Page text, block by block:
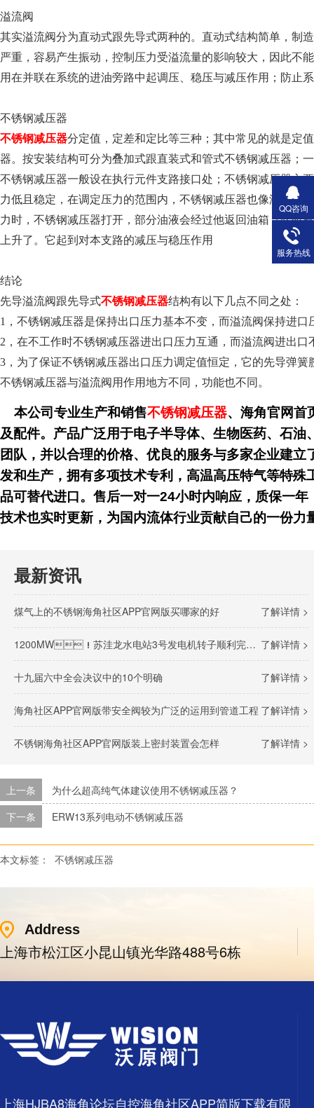
溢流阀
其实溢流阀分为直动式跟先导式两种的。直动式结构简单，制造
严重，容易产生振动，控制压力受溢流量的影响较大，因此
用在并联在系统的进油旁路中起调压、稳压与减压作用；防止
不锈钢减压器
不锈钢减压器分定值，定差和定比等三种；其中常见的就是
器。按安装结构可分为叠加式跟直装式和管式不锈钢减压器
不锈钢减压器一般设在执行元件支路接口处；不锈钢减压器
力低且稳定，在调定压力的范围内，不锈钢减压器也像溢
力时，不锈钢减压器打开，部分油液会经过他返回油箱（此时
上升了。它起到对本支路的减压与稳压作用
结论
先导溢流阀跟先导式不锈钢减压器结构有以下几点不同之处：
1，不锈钢减压器是保持出口压力基本不变，而溢流阀保持进口
2，在不工作时不锈钢减压器进出口压力互通，而溢流阀进出口不
3，为了保证不锈钢减压器出口压力调定值恒定，它的先导弹
不锈钢减压器与溢流阀用作用地方不同，功能也不同。
本公司专业生产和销售不锈钢减压器、海角官网首
及配件。产品广泛用于电子半导体、生物医药、石油
团队，并以合理的价格、优良的服务与多家企业建
发和生产，拥有多项技术专利，高温高压特气等特
品可替代进口。售后一对一24小时内响应，质保一年
技术也实时更新，为国内流体行业贡献自己的一份力量
最新资讯
了解详情 >
煤气上的不锈钢海角社区APP官网版买哪家的好
了解详情 >
1200MW！苏洼龙水电站3号发电机转子顺利完成吊装
了解详情 >
十九届六中全会决议中的10个明确
了解详情 >
海角社区APP官网版带安全阀较为广泛的运用到管道工程
了解详情 >
不锈钢海角社区APP官网版装上密封装置会怎样
上一条
为什么超高纯气体建议使用不锈钢减压器？
下一条
ERW13系列电动不锈钢减压器
本文标签： 不锈钢减压器
Address
上海市松江区小昆山镇光华路488号6栋
上海HJBA8海角论坛自控海角社区APP简版下载有限
QQ咨询
服务热线